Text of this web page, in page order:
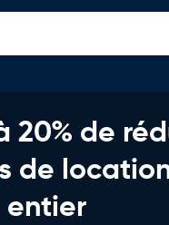
20% de
de
entier